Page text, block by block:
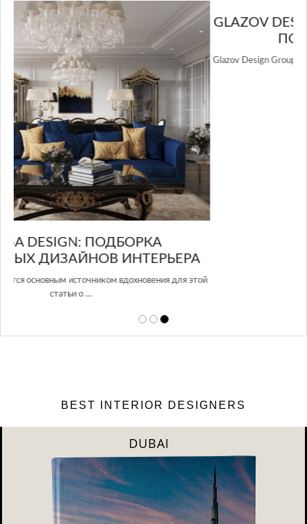
GLAZOV DESIGN GROUP – УНИКАЛЬНЫЙ
ПОДХОД К ДИЗАЙНУ
Glazov Design Group- это одна из лучших студий дизайна интерьера
BEST INTERIOR DESIGNERS
DUBAI